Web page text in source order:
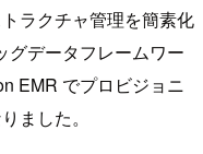
ラクチャ管理を簡素化
グデータフレームワー
EMR でプロビジョニ
ました。